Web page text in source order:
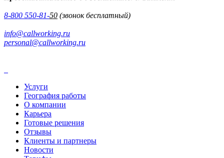
8-800 550-81-50 (звонок бесплатный)
info@callworking.ru
personal@callworking.ru
Услуги
География работы
О компании
Карьера
Готовые решения
Отзывы
Клиенты и партнеры
Новости